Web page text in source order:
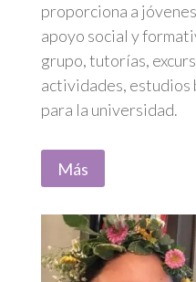
proporciona a
apoyo social y
grupo, tutorías,
actividades,
para la universidad.
Más